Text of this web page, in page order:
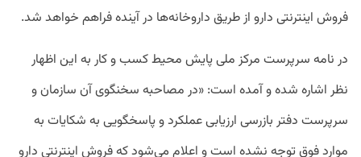
فروش اینترنتی دارو از طریق داروخانه‌ها در آینده فراهم خواهد شد.
در نامه سرپرست مرکز ملی پایش محیط کسب و کار به این اظهار
نظر اشاره شده و آمده است: «در مصاحبه سخنگوی آن سازمان و
سرپرست دفتر بازرسی ارزیابی عملکرد و پاسخگویی به شکایات به
موارد فوق توجه نشده است و اعلام می‌شود که فروش اینترنتی دارو